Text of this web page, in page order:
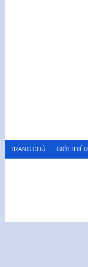
TRANG CHỦ GIỚI THIỆU